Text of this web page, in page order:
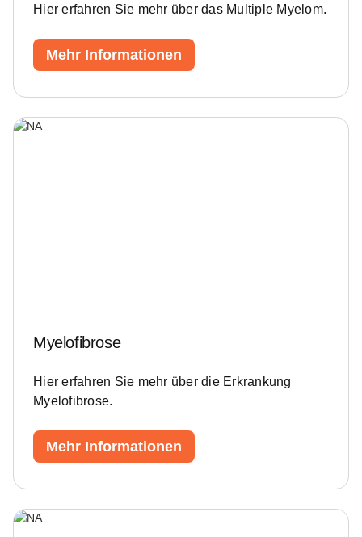
Hier erfahren Sie mehr über das Multiple Myelom.
Mehr Informationen
Myelofibrose
Hier erfahren Sie mehr über die Erkrankung
Myelofibrose.
Mehr Informationen